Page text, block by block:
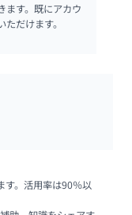
ます。既にアカウ
だけます。
す。活⽤率は90％以